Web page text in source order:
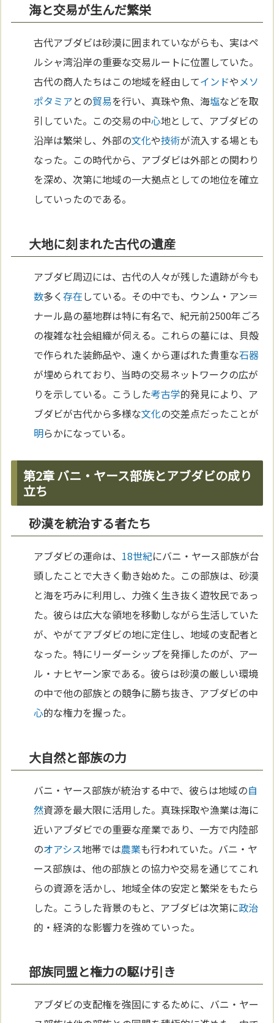
海と交易が生んだ繁栄
古代アブダビは砂漠に囲まれていながらも、実はペ
ルシャ湾沿岸の重要な交易ルートに位置していた。
古代の商人たちはこの地域を経由してインドやメソ
ポタミアとの貿易を行い、真珠や魚、海塩などを取
引していた。この交易の中心地として、アブダビの
沿岸は繁栄し、外部の文化や技術が流入する場とも
なった。この時代から、アブダビは外部との関わり
を深め、次第に地域の一大拠点としての地位を確立
していったのである。
大地に刻まれた古代の遺産
アブダビ周辺には、古代の人々が残した遺跡が今も
数多く存在している。その中でも、ウンム・アン＝
ナール島の墓地群は特に有名で、紀元前2500年ごろ
の複雑な社会組織が伺える。これらの墓には、貝殻
で作られた装飾品や、遠くから運ばれた貴重な石器
が埋められており、当時の交易ネットワークの広が
りを示している。こうした考古学的発見により、ア
ブダビが古代から多様な文化の交差点だったことが
明らかになっている。
第2章 バニ・ヤース部族とアブダビの成り
立ち
砂漠を統治する者たち
アブダビの運命は、 18世紀にバニ・ヤース部族が台
頭したことで大きく動き始めた。この部族は、砂漠
と海を巧みに利用し、力強く生き抜く遊牧民であっ
た。彼らは広大な領地を移動しながら生活していた
が、やがてアブダビの地に定住し、地域の支配者と
なった。特にリーダーシップを発揮したのが、アー
ル・ナヒヤーン家である。彼らは砂漠の厳しい環境
の中で他の部族との競争に勝ち抜き、アブダビの中
心的な権力を握った。
大自然と部族の力
バニ・ヤース部族が統治する中で、彼らは地域の自
然資源を最大限に活用した。真珠採取や漁業は海に
近いアブダビでの重要な産業であり、一方で内陸部
のオアシス地帯では農業も行われていた。バニ・ヤ
ース部族は、他の部族との協力や交易を通じてこれ
らの資源を活かし、地域全体の安定と繁栄をもたら
した。こうした背景のもと、アブダビは次第に政治
的・経済的な影響力を強めていった。
部族同盟と権力の駆け引き
アブダビの支配権を強固にするために、バニ・ヤー